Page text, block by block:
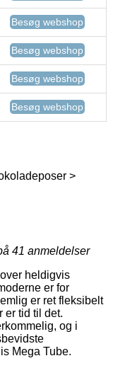
Besøg webshop
Besøg webshop
Besøg webshop
Besøg webshop
>
41 anmeldelser
heldigvis
er for
er ret fleksibelt
er tid til det.
og i
Mega Tube.